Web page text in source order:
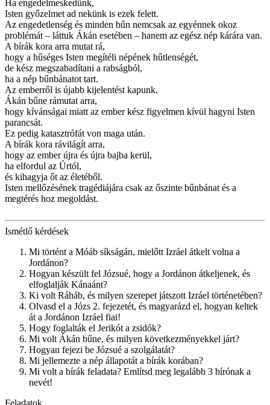
Ha engedelmeskedünk,
Isten győzelmet ad nekünk is ezek felett.
Az engedetlenség és minden bűn nemcsak az egyénnek okoz
problémát – láttuk Ákán esetében – hanem az egész nép kárára van.
A bírák kora arra mutat rá,
hogy a hűséges Isten megítéli népének hűtlenségét,
de kész megszabadítani a rabságból,
ha a nép bűnbánatot tart.
Az emberről is újabb kijelentést kapunk.
Ákán bűne rámutat arra,
hogy kívánságai miatt az ember kész figyelmen kívül hagyni Isten
parancsát.
Ez pedig katasztrófát von maga után.
A bírák kora rávilágít arra,
hogy az ember újra és újra bajba kerül,
ha elfordul az Úrtól,
és kihagyja őt az életéből.
Isten mellőzésének tragédiájára csak az őszinte bűnbánat és a
megtérés hoz megoldást.
Ismétlő kérdések
Mi történt a Móáb síkságán, mielőtt Izráel átkelt volna a
Jordánon?
Hogyan készült fel Józsué, hogy a Jordánon átkeljenek, és
elfoglalják Kánaánt?
Ki volt Ráháb, és milyen szerepet játszott Izráel történetében?
Olvasd el a Józs 2. fejezetét, és magyarázd el, hogyan keltek
át a Jordánon Izráel fiai!
Hogy foglalták el Jerikót a zsidók?
Mi volt Ákán bűne, és milyen következményekkel járt?
Hogyan fejezi be Józsué a szolgálatát?
Mi jellemezte a nép állapotát a bírák korában?
Mi volt a bírák feladata? Említsd meg legalább 3 bírónak a
nevét!
Feladatok